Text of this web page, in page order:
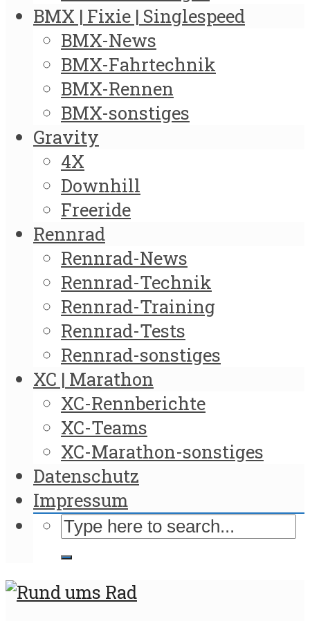
BMX | Fixie | Singlespeed
BMX-News
BMX-Fahrtechnik
BMX-Rennen
BMX-sonstiges
Gravity
4X
Downhill
Freeride
Rennrad
Rennrad-News
Rennrad-Technik
Rennrad-Training
Rennrad-Tests
Rennrad-sonstiges
XC | Marathon
XC-Rennberichte
XC-Teams
XC-Marathon-sonstiges
Datenschutz
Impressum